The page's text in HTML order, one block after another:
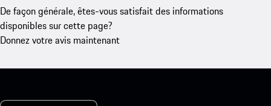
De façon générale, êtes-vous satisfait des informations
disponibles sur cette page?
Donnez votre avis maintenant